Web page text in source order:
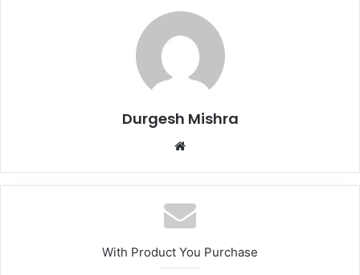
Durgesh Mishra
Website
With Product You Purchase